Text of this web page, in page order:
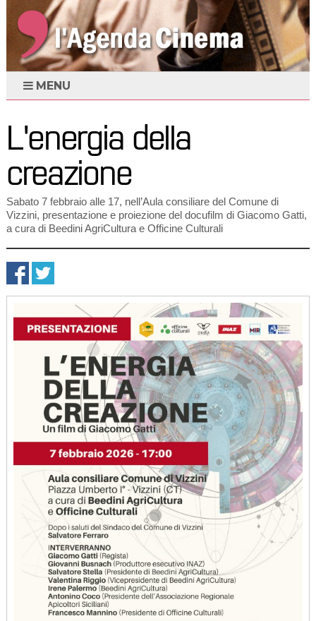
MENU
L'energia della
creazione
Sabato 7 febbraio alle 17, nell’Aula consiliare del Comune di
Vizzini, presentazione e proiezione del docufilm di Giacomo Gatti,
a cura di Beedini AgriCultura e Officine Culturali